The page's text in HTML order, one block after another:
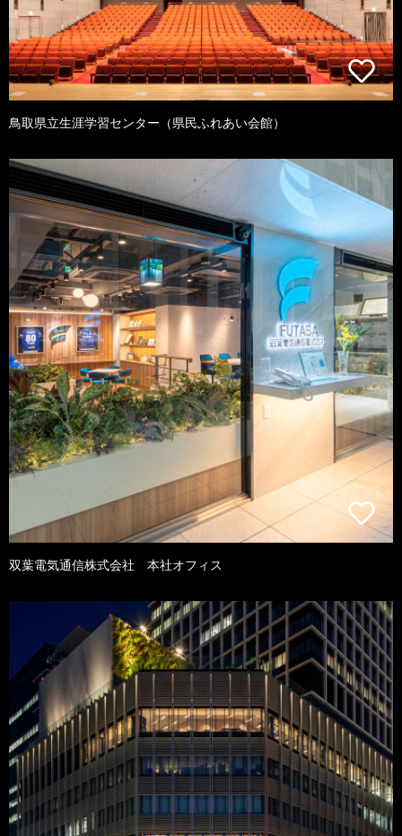
鳥取県立生涯学習センター（県民ふれあい会館）
双葉電気通信株式会社 本社オフィス